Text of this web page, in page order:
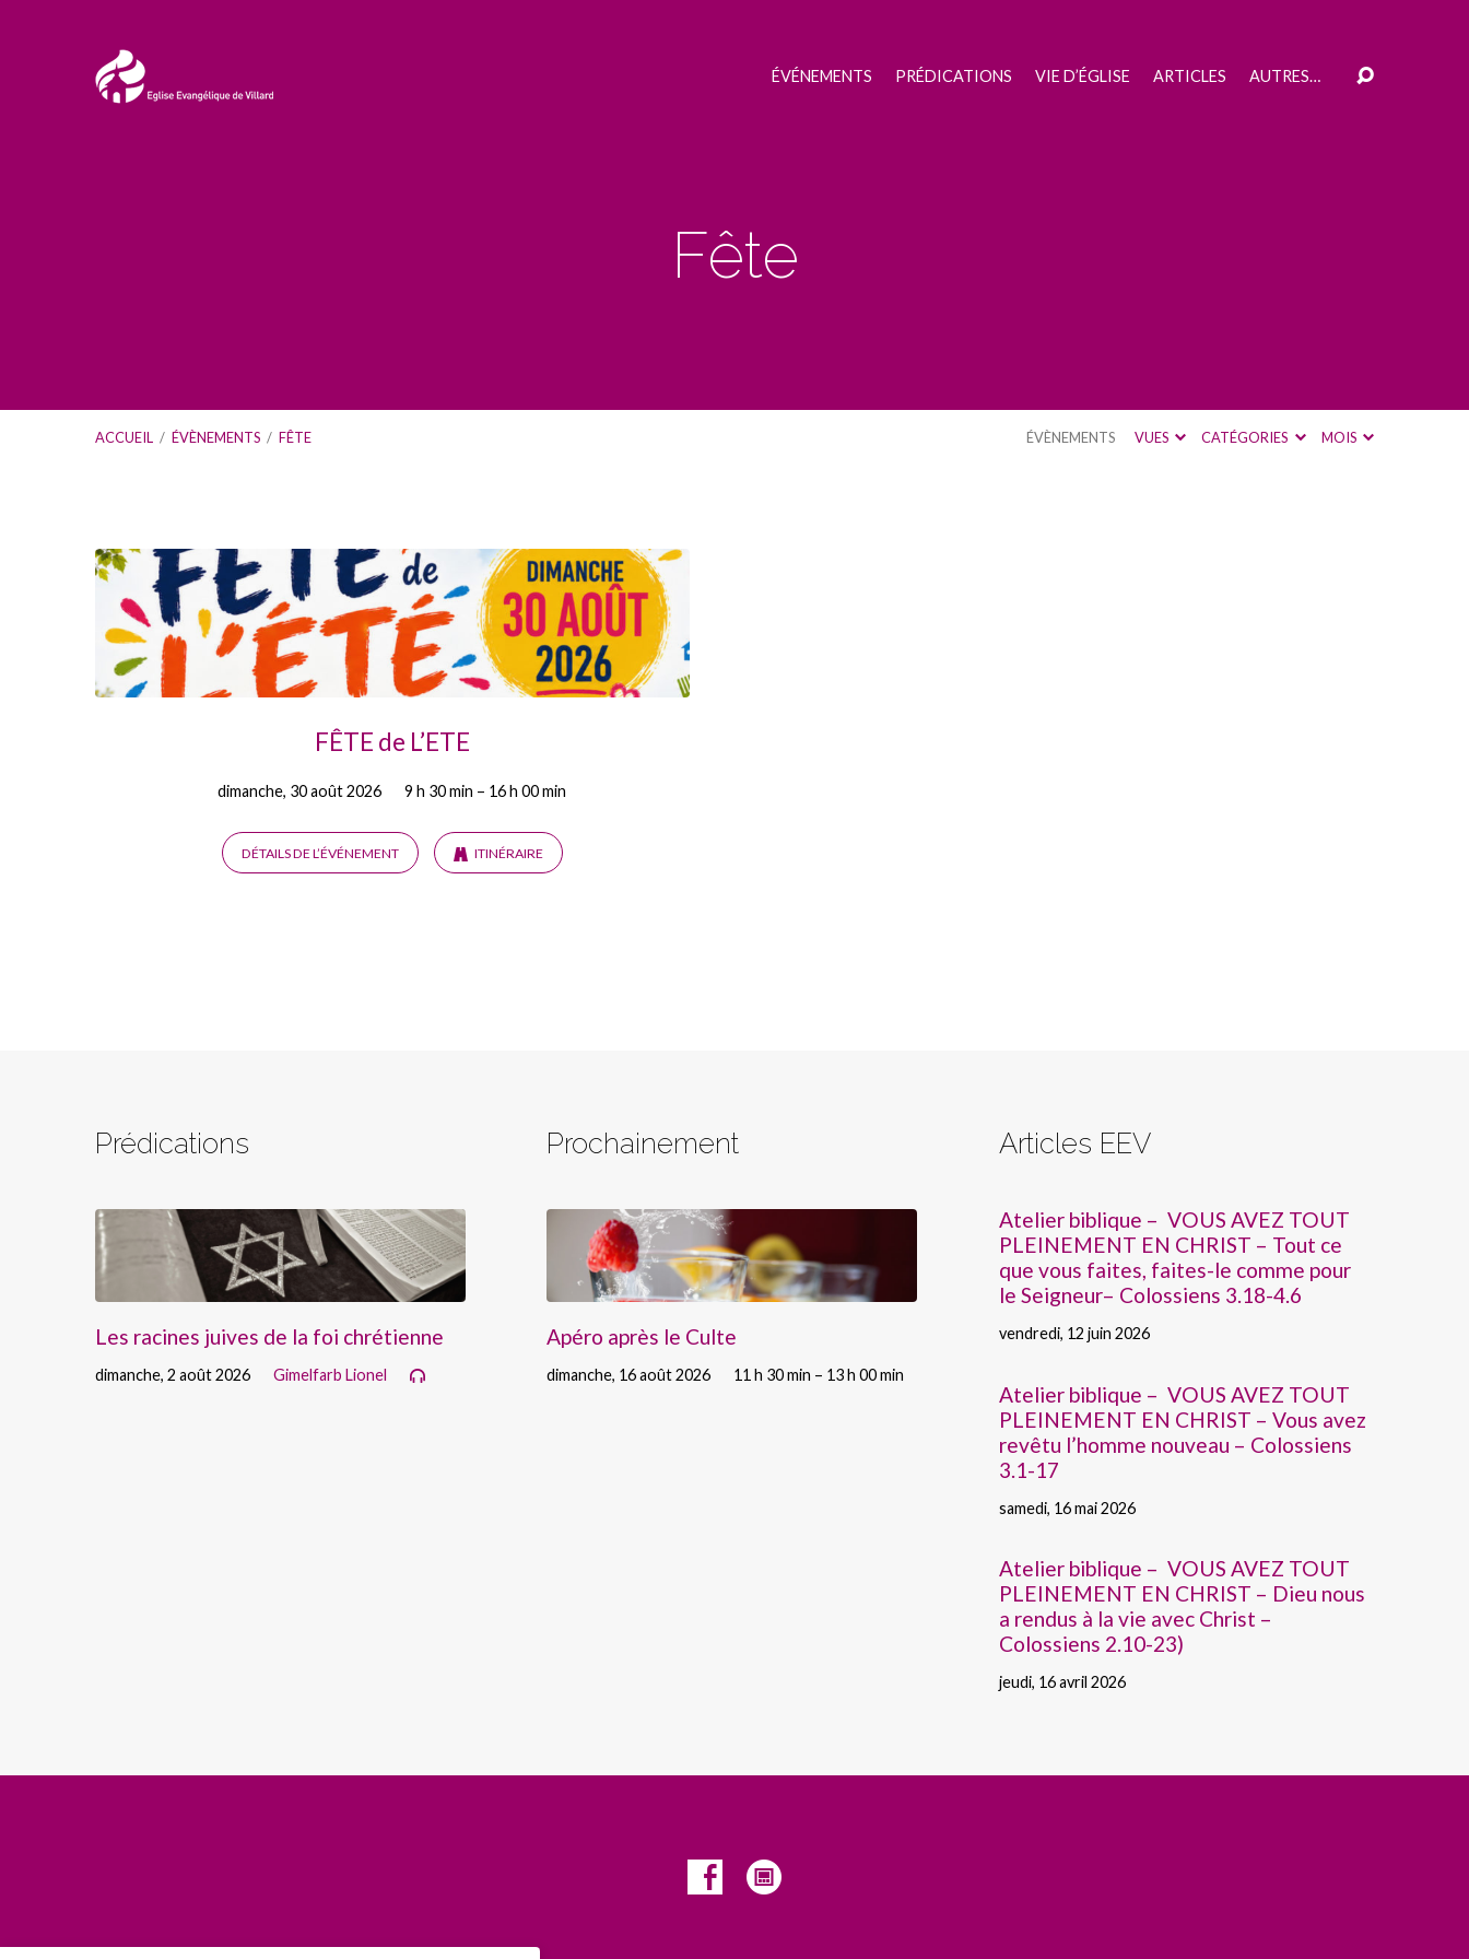
ÉVÉNEMENTS PRÉDICATIONS VIE D’ÉGLISE ARTICLES AUTRES…
Fête
ACCUEIL / ÉVÈNEMENTS / FÊTE ÉVÈNEMENTS VUES CATÉGORIES MOIS
Fête
FÊTE de L’ETE
dimanche, 30 août 2026 9 h 30 min – 16 h 00 min
DÉTAILS DE L’ÉVÉNEMENT ITINÉRAIRE
Prédications
Les racines juives de la foi chrétienne
dimanche, 2 août 2026 Gimelfarb Lionel
Prochainement
Apéro après le Culte
dimanche, 16 août 2026 11 h 30 min – 13 h 00 min
Articles EEV
Atelier biblique – VOUS AVEZ TOUT
PLEINEMENT EN CHRIST – Tout ce
que vous faites, faites-le comme pour
le Seigneur– Colossiens 3.18-4.6
vendredi, 12 juin 2026
Atelier biblique – VOUS AVEZ TOUT
PLEINEMENT EN CHRIST – Vous avez
revêtu l’homme nouveau – Colossiens
3.1-17
samedi, 16 mai 2026
Atelier biblique – VOUS AVEZ TOUT
PLEINEMENT EN CHRIST – Dieu nous
a rendus à la vie avec Christ –
Colossiens 2.10-23)
jeudi, 16 avril 2026